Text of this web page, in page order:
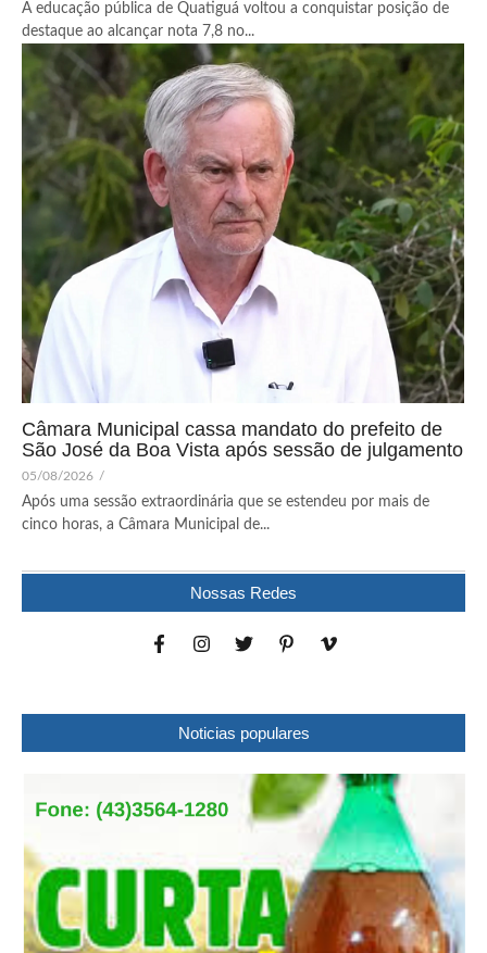
A educação pública de Quatiguá voltou a conquistar posição de
destaque ao alcançar nota 7,8 no...
Câmara Municipal cassa mandato do prefeito de
São José da Boa Vista após sessão de julgamento
05/08/2026 /
Após uma sessão extraordinária que se estendeu por mais de
cinco horas, a Câmara Municipal de...
Nossas Redes
Noticias populares